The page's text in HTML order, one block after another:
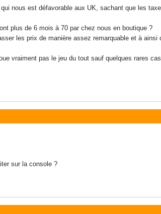
nous est défavorable aux UK, sachant que les
plus de 6 mois à 70 par chez nous en boutique ?
les prix de manière assez remarquable et à ainsi
vraiment pas le jeu du tout sauf quelques rares
sur la console ?